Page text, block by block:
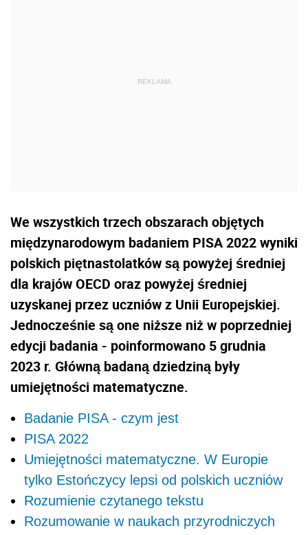
We wszystkich trzech obszarach objętych
międzynarodowym badaniem PISA 2022 wyniki
polskich piętnastolatków są powyżej średniej
dla krajów OECD oraz powyżej średniej
uzyskanej przez uczniów z Unii Europejskiej.
Jednocześnie są one niższe niż w poprzedniej
edycji badania - poinformowano 5 grudnia
2023 r. Główną badaną dziedziną były
umiejętności matematyczne.
Badanie PISA - czym jest
PISA 2022
Umiejętności matematyczne. W Europie
tylko Estończycy lepsi od polskich uczniów
Rozumienie czytanego tekstu
Rozumowanie w naukach przyrodniczych